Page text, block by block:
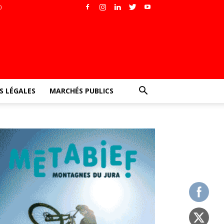
LÉGALES MARCHÉS PUBLICS